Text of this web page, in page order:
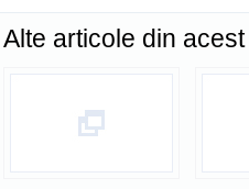
Alte articole din